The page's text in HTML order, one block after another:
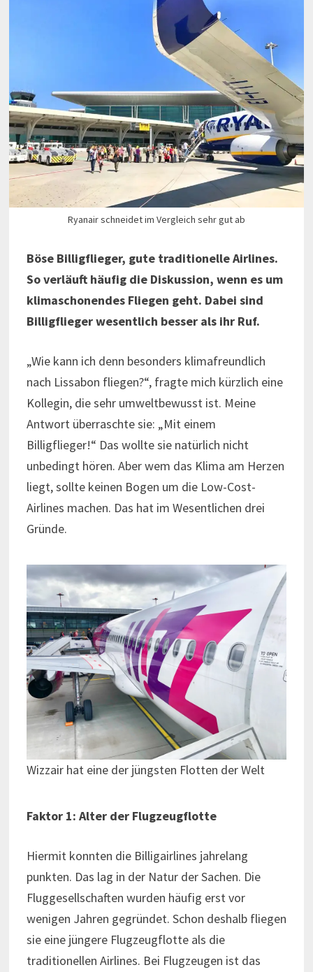
Ryanair schneidet im Vergleich sehr gut ab
Böse Billigflieger, gute traditionelle Airlines.
So verläuft häufig die Diskussion, wenn es um
klimaschonendes Fliegen geht. Dabei sind
Billigflieger wesentlich besser als ihr Ruf.
„Wie kann ich denn besonders klimafreundlich
nach Lissabon fliegen?“, fragte mich kürzlich eine
Kollegin, die sehr umweltbewusst ist. Meine
Antwort überraschte sie: „Mit einem
Billigflieger!“ Das wollte sie natürlich nicht
unbedingt hören. Aber wem das Klima am Herzen
liegt, sollte keinen Bogen um die Low-Cost-
Airlines machen. Das hat im Wesentlichen drei
Gründe.
Wizzair hat eine der jüngsten Flotten der Welt
Faktor 1: Alter der Flugzeugflotte
Hiermit konnten die Billigairlines jahrelang
punkten. Das lag in der Natur der Sachen. Die
Fluggesellschaften wurden häufig erst vor
wenigen Jahren gegründet. Schon deshalb fliegen
sie eine jüngere Flugzeugflotte als die
traditionellen Airlines. Bei Flugzeugen ist das